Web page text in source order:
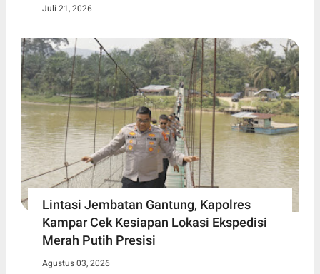
Juli 21, 2026
Lintasi Jembatan Gantung, Kapolres
Kampar Cek Kesiapan Lokasi Ekspedisi
Merah Putih Presisi
Agustus 03, 2026